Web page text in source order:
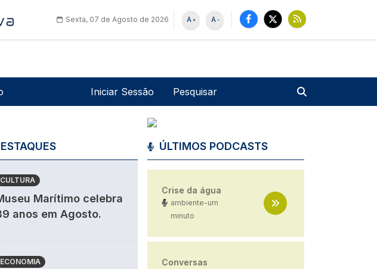
Sexta, 07 de Agosto de 2026 -
A
+
A
Menu de utilizador
Iniciar Sessão
CULTURA
Marítimo celebra
anos em Agosto.
ECONOMIA
ÚLTIMOS PODCASTS
Crise da água
ambiente-um
minuto
Conversas